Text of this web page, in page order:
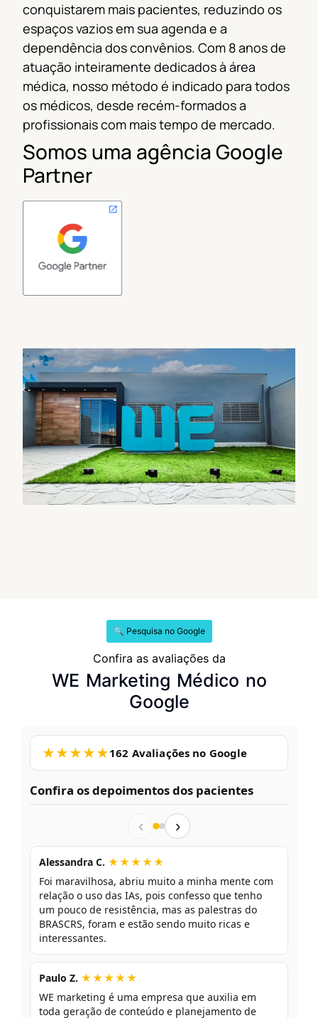
conquistarem mais pacientes, reduzindo os
espaços vazios em sua agenda e a
dependência dos convênios. Com 8 anos de
atuação inteiramente dedicados à área
médica, nosso método é indicado para todos
os médicos, desde recém-formados a
profissionais com mais tempo de mercado.
Somos uma agência Google
Partner
🔍 Pesquisa no Google
Confira as avaliações da
WE Marketing Médico no
Google